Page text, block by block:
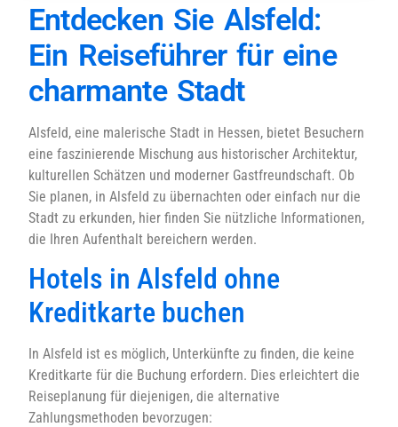
Entdecken Sie Alsfeld:
Ein Reiseführer für eine
charmante Stadt
Alsfeld, eine malerische Stadt in Hessen, bietet Besuchern
eine faszinierende Mischung aus historischer Architektur,
kulturellen Schätzen und moderner Gastfreundschaft. Ob
Sie planen, in Alsfeld zu übernachten oder einfach nur die
Stadt zu erkunden, hier finden Sie nützliche Informationen,
die Ihren Aufenthalt bereichern werden.
Hotels in Alsfeld ohne
Kreditkarte buchen
In Alsfeld ist es möglich, Unterkünfte zu finden, die keine
Kreditkarte für die Buchung erfordern. Dies erleichtert die
Reiseplanung für diejenigen, die alternative
Zahlungsmethoden bevorzugen: